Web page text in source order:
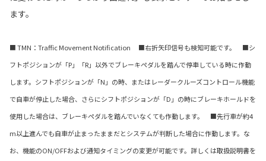
ます。
■ TMN：Traffic Movement Notification ■右折矢印信号も検知可能です。 ■シ
フトポジションが「P」「R」以外でブレーキペダルを踏んで停車している時に作動
します。シフトポジションが「N」の時、またはレーダークルーズコントロール機能
で自車が停止した場合、さらにシフトポジションが「D」の時にブレーキホールドを
使用した場合は、ブレーキペダルを踏んでいなくても作動します。 ■先行車が約4
m以上進んでも自車が止まったままだとシステムが判断した場合に作動します。な
お、機能のON/OFFおよび通知タイミングの変更が可能です。詳しくは取扱説明書を